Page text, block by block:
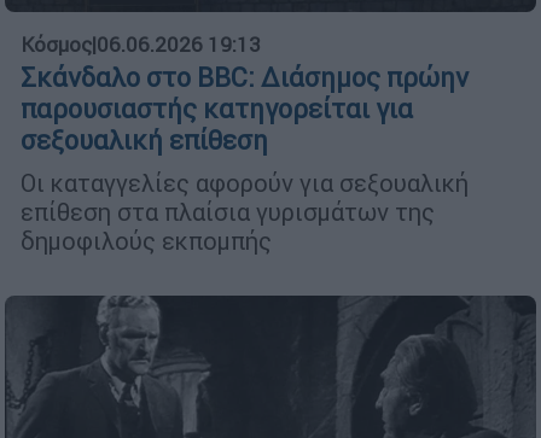
Κόσμος|06.06.2026 19:13
Σκάνδαλο στο BBC: Διάσημος πρώην
παρουσιαστής κατηγορείται για
σεξουαλική επίθεση
Οι καταγγελίες αφορούν για σεξουαλική
επίθεση στα πλαίσια γυρισμάτων της
δημοφιλούς εκπομπής